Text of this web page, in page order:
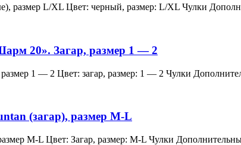
размер L/XL Цвет: черный, размер: L/XL Чулки
20». Загар, размер 1 — 2
1 — 2 Цвет: загар, размер: 1 — 2 Чулки
(загар), размер M-L
M-L Цвет: Загар, размер: M-L Чулки